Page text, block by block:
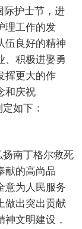
际护士节，进
理工作的发
伍良好的精神
、积极进娶勇
挥更大的作
和庆祝
如下：
扬南丁格尔救死
献的高尚品
意为人民服务
做出突出贡献
文明建设，